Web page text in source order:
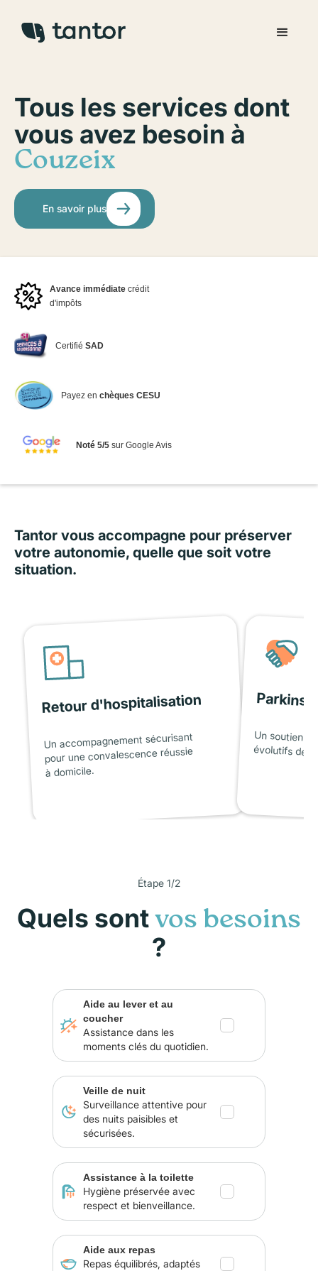
Tous les services dont
vous avez besoin à
Couzeix
En savoir plus
Avance immédiate crédit
d'impôts
CertifiéSAD
Payez en chèques CESU
Noté 5/5sur Google Avis
Tantor vous accompagne pour préserver
votre autonomie, quelle que soit votre
situation.
Retour d'hospitalisation
Un accompagnement sécurisant
pour une convalescence réussie
à domicile.
Un soutien
évolutifs de
Étape 1/2
Quels sont vos besoins
?
Aide au lever et au
coucher
Assistance dans les
moments clés du quotidien.
Veille de nuit
Surveillance attentive pour
des nuits paisibles et
sécurisées.
Assistance à la toilette
Hygiène préservée avec
respect et bienveillance.
Aide aux repas
Repas équilibrés, adaptés